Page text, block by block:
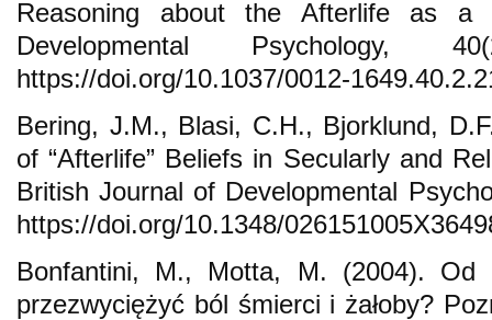
Reasoning about the Afterlife as a
Developmental Psychology,
https://doi.org/10.1037/0012-
Bering, J.M., Blasi, C.H., Bjorklund,
of “Afterlife” Beliefs in Secularly and
British Journal of Developmental
https://doi.org/10.1348/
Bonfantini, M., Motta, M. (2004). Od
przezwyciężyć ból śmierci i żałoby?